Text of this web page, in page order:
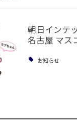
朝日インテ
名古屋 マ
お知らせ